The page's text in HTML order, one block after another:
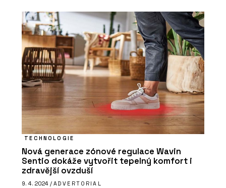
TECHNOLOGIE
Nová generace zónové regulace Wavin
Sentio dokáže vytvořit tepelný komfort i
zdravější ovzduší
9. 4. 2024 / ADVERTORIAL